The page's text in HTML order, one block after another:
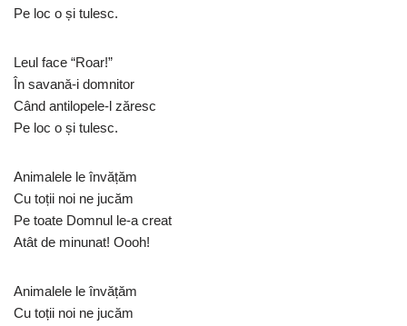
Pe loc o și tulesc.
Leul face “Roar!”
În savană-i domnitor
Când antilopele-l zăresc
Pe loc o și tulesc.
Animalele le învățăm
Cu toții noi ne jucăm
Pe toate Domnul le-a creat
Atât de minunat! Oooh!
Animalele le învățăm
Cu toții noi ne jucăm